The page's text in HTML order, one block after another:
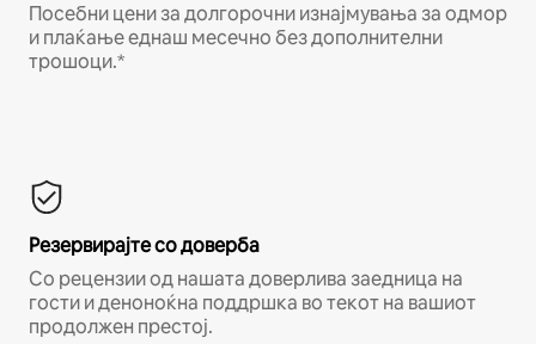
Посебни цени за долгорочни изнајмувања за одмор
и плаќање еднаш месечно без дополнителни
трошоци.*
Резервирајте со доверба
Со рецензии од нашата доверлива заедница на
гости и деноноќна поддршка во текот на вашиот
продолжен престој.